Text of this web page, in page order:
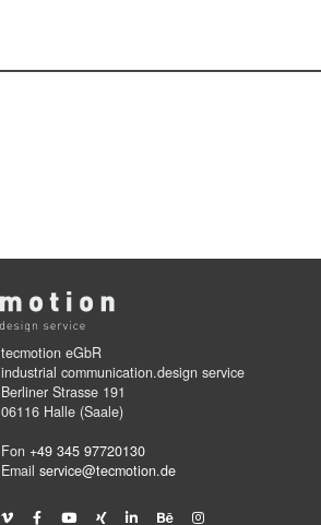
tecmotion eGbR
industrial communication.design service
Berliner Strasse 191
06116 Halle (Saale)
Fon +49 345 97720130
Email service@tecmotion.de